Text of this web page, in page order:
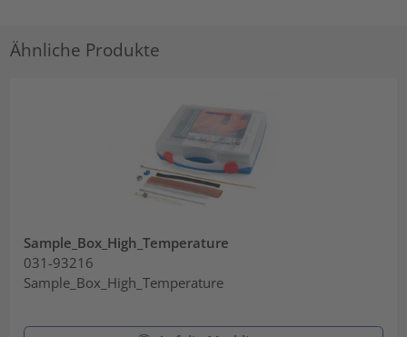
Ähnliche Produkte
Sample_Box_High_Temperature
031-93216
Sample_Box_High_Temperature